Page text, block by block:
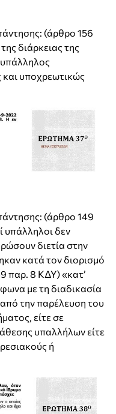
(άρθρο 156
διάρκειας της
και υποχρεωτικώς
(άρθρο 149
υπάλληλοι δεν
διετία στην
κατά τον διορισμό
παρ. 8 ΚΔΥ) «κατ’
με τη διαδικασία
την παρέλευση του
είτε σε
υπαλλήλων είτε
ή